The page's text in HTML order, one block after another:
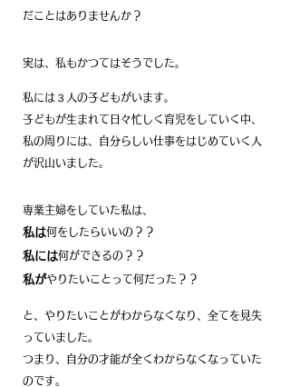
だことはありませんか？
実は、私もかつてはそうでした。
私には３人の子どもがいます。
子どもが生まれて日々忙しく育児をしていく中、
私の周りには、 自分らしい仕事をはじめていく人
が沢山いました。
専業主婦をしていた私は
私は何をしたらいいの？？
私には何ができるの？？
私がやりたいことって何だった ？？
と、やりたいことがわからなくなり、全てを見失
っていました。
​つまり、自分の才能が全くわからなくなっていた
のです。